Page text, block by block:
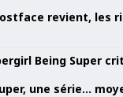
revient, les
une série…